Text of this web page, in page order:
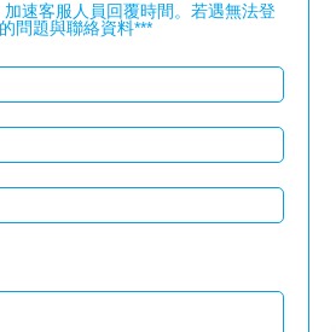
速客服人員回覆時間。若遇無法登
問題與聯絡資料***